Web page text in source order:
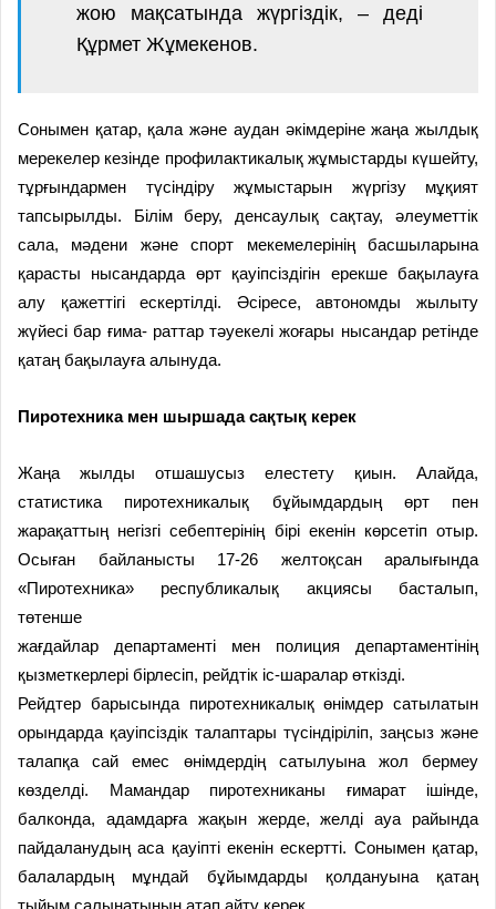
жою мақсатында жүргіздік, – деді
Құрмет Жұмекенов.
Сонымен қатар, қала және аудан әкімдеріне жаңа жылдық
мерекелер кезінде профилактикалық жұмыстарды күшейту,
тұрғындармен түсіндіру жұмыстарын жүргізу мұқият
тапсырылды. Білім беру, денсаулық сақтау, әлеуметтік
сала, мәдени және спорт мекемелерінің басшыларына
қарасты нысандарда өрт қауіпсіздігін ерекше бақылауға
алу қажеттігі ескертілді. Әсіресе, автономды жылыту
жүйесі бар ғима- раттар тәуекелі жоғары нысандар ретінде
қатаң бақылауға алынуда.
Пиротехника мен шыршада сақтық керек
Жаңа жылды отшашусыз елестету қиын. Алайда,
статистика пиротехникалық бұйымдардың өрт пен
жарақаттың негізгі себептерінің бірі екенін көрсетіп отыр.
Осыған байланысты 17-26 желтоқсан аралығында
«Пиротехника» республикалық акциясы басталып,
төтенше
жағдайлар департаменті мен полиция департаментінің
қызметкерлері бірлесіп, рейдтік іс-шаралар өткізді.
Рейдтер барысында пиротехникалық өнімдер сатылатын
орындарда қауіпсіздік талаптары түсіндіріліп, заңсыз және
талапқа сай емес өнімдердің сатылуына жол бермеу
көзделді. Мамандар пиротехниканы ғимарат ішінде,
балконда, адамдарға жақын жерде, желді ауа райында
пайдаланудың аса қауіпті екенін ескертті. Сонымен қатар,
балалардың мұндай бұйымдарды қолдануына қатаң
тыйым салынатынын атап айту керек.